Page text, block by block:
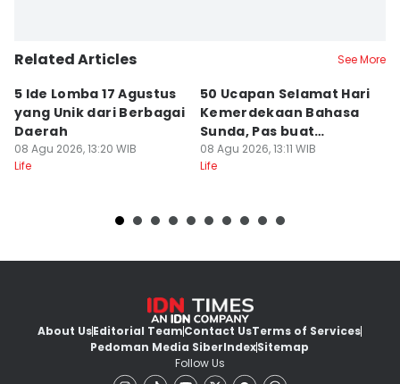
Related Articles See More
5 Ide Lomba 17 Agustus
yang Unik dari Berbagai
Daerah
08 Agu 2026, 13:20 WIB
Life
50 Ucapan Selamat Hari
Kemerdekaan Bahasa
Sunda, Pas buat
Caption!
08 Agu 2026, 13:11 WIB
Life
About UsEditorial TeamContact UsTerms of Services
Pedoman Media SiberIndexSitemap
Follow Us